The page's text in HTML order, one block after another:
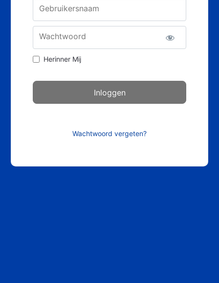
Gebruikersnaam
Wachtwoord
Herinner Mij
Wachtwoord vergeten?